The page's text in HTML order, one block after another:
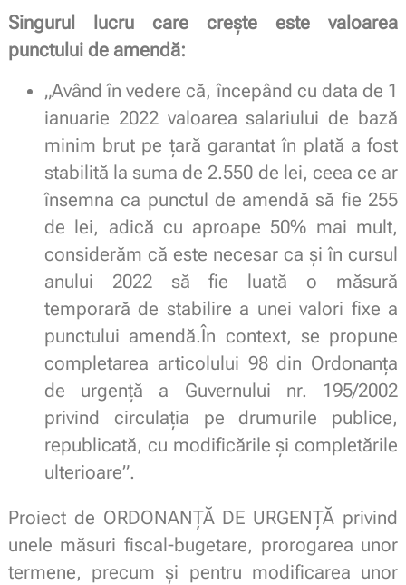
Singurul lucru care crește este valoarea
punctului de amendă:
„Având în vedere că, începând cu data de 1
ianuarie 2022 valoarea salariului de bază
minim brut pe țară garantat în plată a fost
stabilită la suma de 2.550 de lei, ceea ce ar
însemna ca punctul de amendă să fie 255
de lei, adică cu aproape 50% mai mult,
considerăm că este necesar ca și în cursul
anului 2022 să fie luată o măsură
temporară de stabilire a unei valori fixe a
punctului amendă.În context, se propune
completarea articolului 98 din Ordonanța
de urgență a Guvernului nr. 195/2002
privind circulația pe drumurile publice,
republicată, cu modificările și completările
ulterioare”.
Proiect de ORDONANŢĂ DE URGENŢĂ privind
unele măsuri fiscal-bugetare, prorogarea unor
termene, precum şi pentru modificarea unor